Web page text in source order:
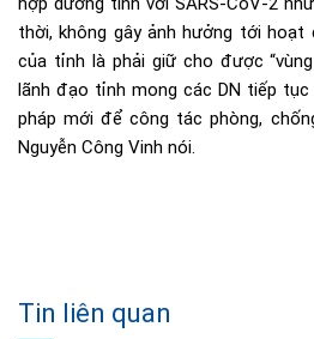
thời, không gây ảnh hưởng tới hoạt
của tỉnh là phải giữ cho được
lãnh đạo tỉnh mong các DN tiếp
pháp mới để công tác phòng,
Nguyễn Công Vinh nói.
Tin liên quan